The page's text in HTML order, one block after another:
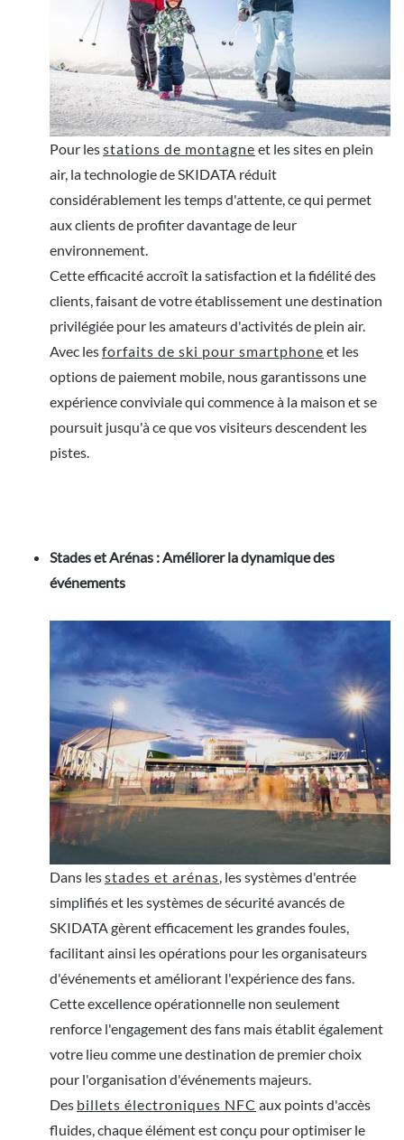
Pour lesstations de montagne et les sites en plein
air, la technologie de SKIDATA réduit
considérablement les temps d'attente, ce qui permet
aux clients de profiter davantage de leur
environnement.
Cette efficacité accroît la satisfaction et la fidélité des
clients, faisant de votre établissement une destination
privilégiée pour les amateurs d'activités de plein air.
Avec lesforfaits de ski pour smartphone et les
options de paiement mobile, nous garantissons une
expérience conviviale qui commence à la maison et se
poursuit jusqu'à ce que vos visiteurs descendent les
pistes.
Stades et Arénas : Améliorer la dynamique des
événements
Dans lesstades et arénas, les systèmes d'entrée
simplifiés et les systèmes de sécurité avancés de
SKIDATA gèrent efficacement les grandes foules,
facilitant ainsi les opérations pour les organisateurs
d'événements et améliorant l'expérience des fans.
Cette excellence opérationnelle non seulement
renforce l'engagement des fans mais établit également
votre lieu comme une destination de premier choix
pour l'organisation d'événements majeurs.
Des billets électroniques NFC aux points d'accès
fluides, chaque élément est conçu pour optimiser le